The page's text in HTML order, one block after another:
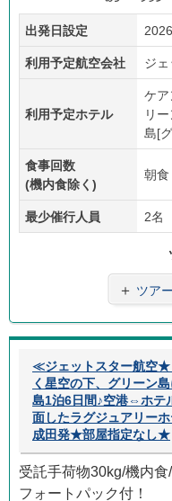
価格
重視
現地
係員
子供
あり
フリ
ープ
ラン
出発日設定
利用予定航空会社 ジ
利用予定ホテル
ケ
リ
島[
食事回数
(機内食除く)
朝
最少催行人員 2名
＋ ツア
≪ジェットスター航空★
く星空の下、グリーン
島1泊6日間♪空港⇔ホテ
面したラグジュアリー
成田発★部屋指定なし★
受託手荷物30kg/機内
フォートパック付！